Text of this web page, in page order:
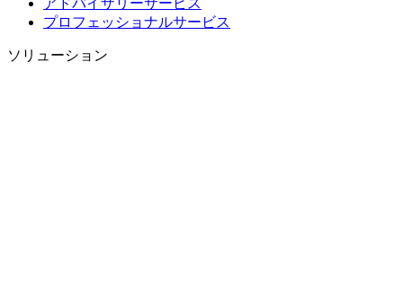
アドバイザリーサービス
プロフェッショナルサービス
ソリューション